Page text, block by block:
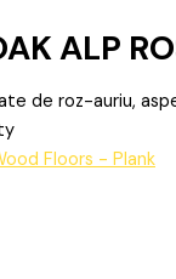
ALP
de roz-auriu,
Floors - Plank